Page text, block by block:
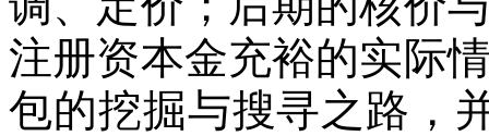
注册资本金充裕的实际
包的挖掘与搜寻之路，